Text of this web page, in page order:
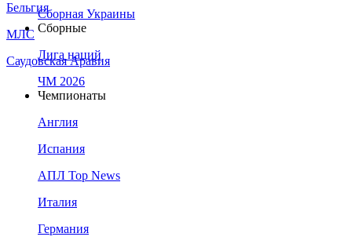
Бельгия
МЛС
Саудовская Аравия
Сборная Украины
Сборные
Лига наций
ЧМ 2026
Чемпионаты
Англия
Испания
АПЛ Top News
Италия
Германия